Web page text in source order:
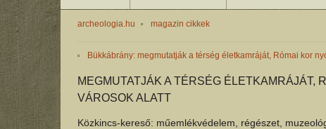
archeologia.hu magazin cikkek
Bükkábrány: megmutatják a térség életkamráját, Római kor
MEGMUTATJÁK A TÉRSÉG ÉLETKAMRÁJÁT,
VÁROSOK ALATT
Közkincs-kereső: műemlékvédelem, régészet,